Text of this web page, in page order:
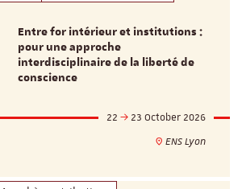
Entre for intérieur et institutions :
pour une approche
interdisciplinaire de la liberté de
conscience
22
23 October 2026
ENS Lyon